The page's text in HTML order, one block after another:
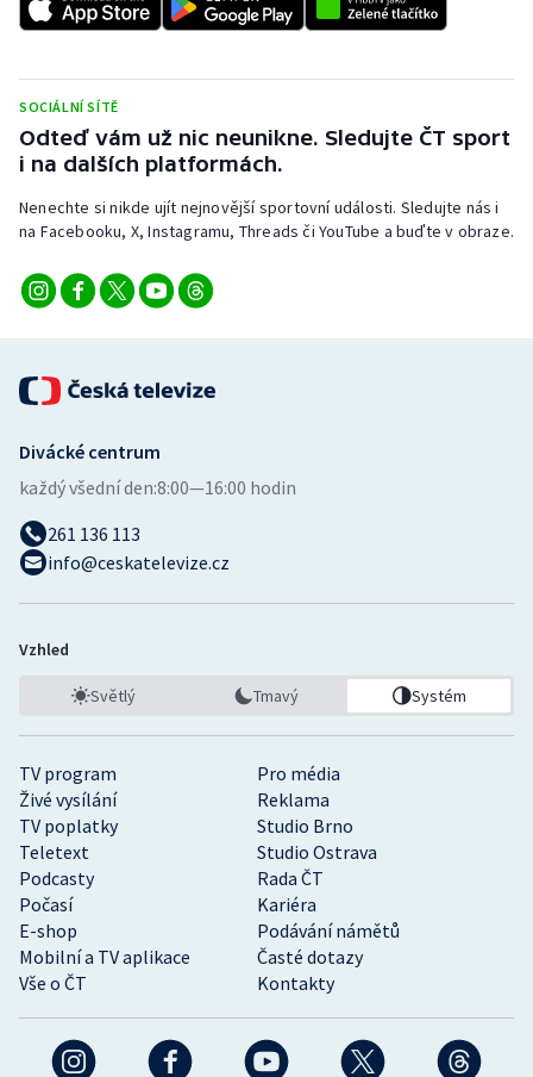
Short track
Sportovní střelba
Stolní tenis
Triatlon
Vodní slalom
SOCIÁLNÍ SÍTĚ
Odteď vám už nic neunikne. Sledujte ČT sport
i na dalších platformách.
Nenechte si nikde ujít nejnovější sportovní události. Sledujte nás i
na Facebooku, X, Instagramu, Threads či YouTube a buďte v obraze.
TV program
Pro média
Živé vysílání
Reklama
TV poplatky
Studio Brno
Teletext
Studio Ostrava
Podcasty
Rada ČT
Počasí
Kariéra
E-shop
Podávání námětů
Mobilní a TV aplikace
Časté dotazy
Vše o ČT
Kontakty
Divácké centrum
každý všední den:8:00—16:00 hodin
261 136 113
info@ceskatelevize.cz
Vzhled
Světlý Tmavý Systém